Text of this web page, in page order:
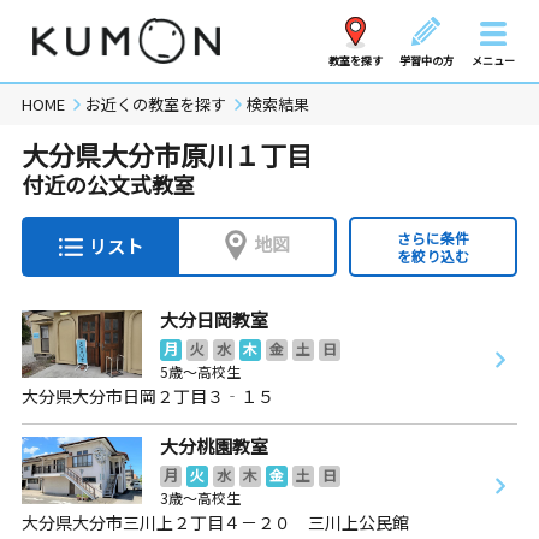
教室を探す 学習中の方 メニュー
HOME お近くの教室を探す 検索結果
大分県大分市原川１丁目
付近の公文式教室
リスト 地図
さらに条件
を絞り込む
大分日岡教室
月 火 水 木 金 土
日
5歳～高校生
大分県大分市日岡２丁目３‐１５
大分桃園教室
月 火 水 木 金 土
日
3歳～高校生
大分県大分市三川上２丁目４－２０ 三川上公民館